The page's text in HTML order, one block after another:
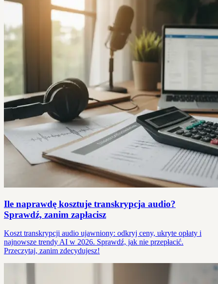
Ile naprawdę kosztuje transkrypcja audio?
Sprawdź, zanim zapłacisz
Koszt transkrypcji audio ujawniony: odkryj ceny, ukryte opłaty i
najnowsze trendy AI w 2026. Sprawdź, jak nie przepłacić.
Przeczytaj, zanim zdecydujesz!